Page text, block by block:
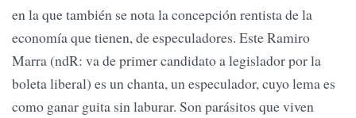
en la que también se nota la concepción rentista de la
economía que tienen, de especuladores. Este Ramiro
Marra (ndR: va de primer candidato a legislador por la
boleta liberal) es un chanta, un especulador, cuyo lema es
como ganar guita sin laburar. Son parásitos que viven